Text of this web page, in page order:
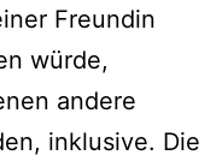
Freundin
würde,
andere
inklusive. Die